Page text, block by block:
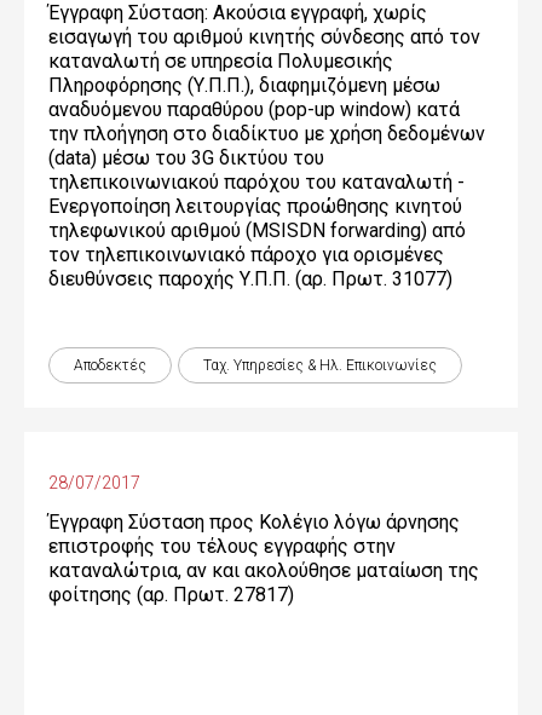
Έγγραφη Σύσταση: Ακούσια εγγραφή, χωρίς
εισαγωγή του αριθμού κινητής σύνδεσης από τον
καταναλωτή σε υπηρεσία Πολυμεσικής
Πληροφόρησης (Υ.Π.Π.), διαφημιζόμενη μέσω
αναδυόμενου παραθύρου (pop-up window) κατά
την πλοήγηση στο διαδίκτυο με χρήση δεδομένων
(data) μέσω του 3G δικτύου του
τηλεπικοινωνιακού παρόχου του καταναλωτή -
Ενεργοποίηση λειτουργίας προώθησης κινητού
τηλεφωνικού αριθμού (MSISDN forwarding) από
τον τηλεπικοινωνιακό πάροχο για ορισμένες
διευθύνσεις παροχής Υ.Π.Π. (αρ. Πρωτ. 31077)
Αποδεκτές Ταχ. Υπηρεσίες & Ηλ. Επικοινωνίες
28/07/2017
Έγγραφη Σύσταση προς Κολέγιο λόγω άρνησης
επιστροφής του τέλους εγγραφής στην
καταναλώτρια, αν και ακολούθησε ματαίωση της
φοίτησης (αρ. Πρωτ. 27817)